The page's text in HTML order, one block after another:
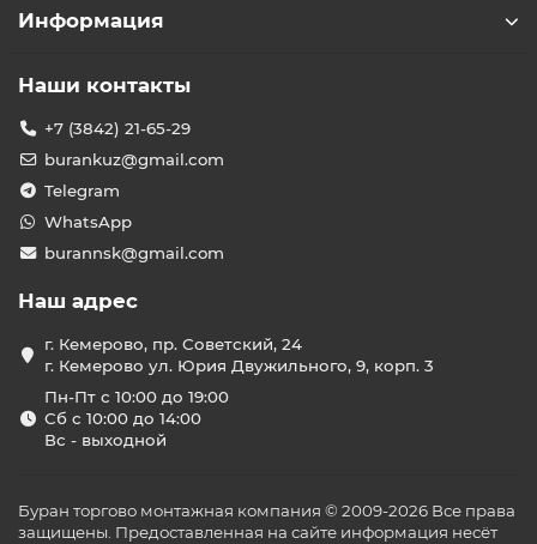
Информация
Наши контакты
+7 (3842) 21-65-29
burankuz@gmail.com
Telegram
WhatsApp
burannsk@gmail.com
Наш адрес
г. Кемерово, пр. Советский, 24
г. Кемерово ул. Юрия Двужильного, 9, корп. 3
Пн-Пт с 10:00 до 19:00
Сб с 10:00 до 14:00
Вс - выходной
Буран торгово монтажная компания © 2009-2026 Все права
защищены. Предоставленная на сайте информация несёт